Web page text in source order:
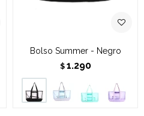
Bolso Summer - Negro
$ 1.290